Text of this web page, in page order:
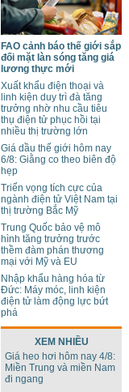
FAO cảnh báo thế giới sắp
đối mặt làn sóng tăng giá
lương thực mới
Xuất khẩu điện thoại và
linh kiện duy trì đà tăng
trưởng nhờ nhu cầu tiêu
thụ điện tử phục hồi tại
nhiều thị trường lớn
Giá dầu thế giới hôm nay
6/8: Giằng co theo biên độ
hẹp
Triển vọng tích cực của
ngành điện tử Việt Nam tại
thị trường Bắc Mỹ
Trung Quốc bảo vệ mô
hình tăng trưởng trước
thềm đàm phán thương
mại với Mỹ và EU
Nhập khẩu hàng hóa từ
Đức: Máy móc, linh kiện
điện tử làm động lực bứt
phá
XEM NHIỀU
Giá heo hơi hôm nay 4/8:
Miền Trung và miền Nam
đi ngang